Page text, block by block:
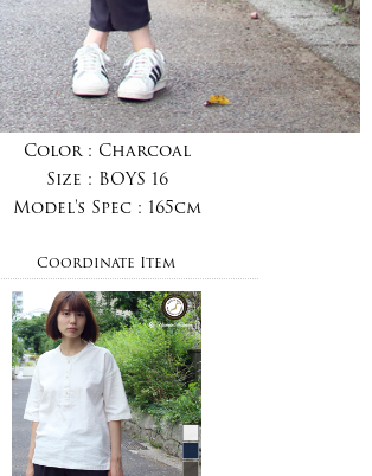
Color : Charcoal
Size : BOYS 16
Model's Spec : 165cm
Coordinate Item